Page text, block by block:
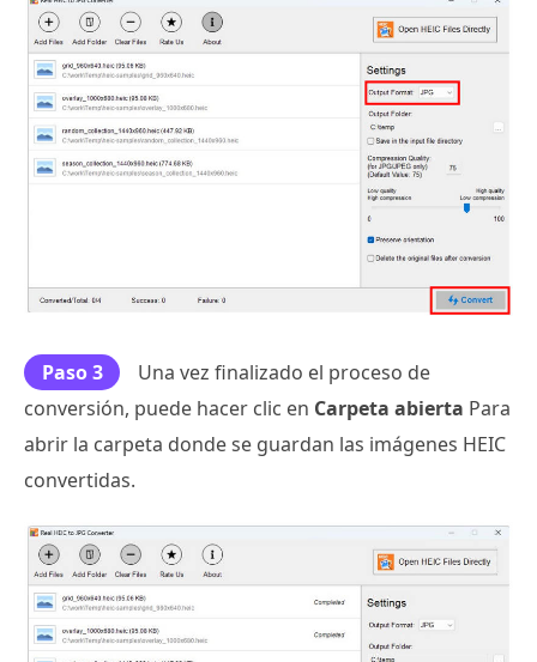
Paso 3
Una vez finalizado el proceso de
conversión, puede hacer clic en Carpeta abierta Para
abrir la carpeta donde se guardan las imágenes HEIC
convertidas.